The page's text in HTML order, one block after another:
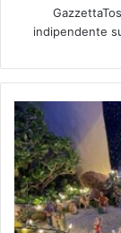
indipendente
G
I
U
R
I
A
A